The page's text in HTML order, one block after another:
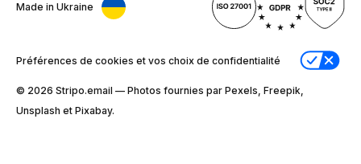
Made in Ukraine
Préférences de cookies et vos choix de confidentialité
© 2026 Stripо.email — Photos fournies par Pexels, Freepik,
Unsplash et Pixabay.